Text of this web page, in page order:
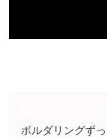
ボルダリングず